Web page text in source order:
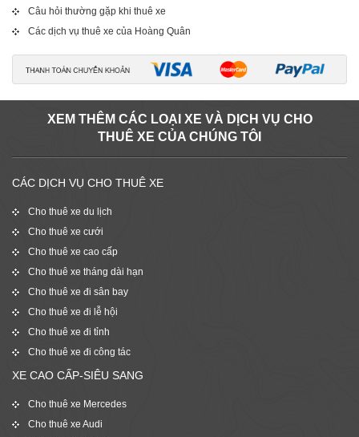
Câu hỏi thường gặp khi thuê xe
Các dịch vụ thuê xe của Hoàng Quân
XEM THÊM CÁC LOẠI XE VÀ DỊCH VỤ CHO
THUÊ XE CỦA CHÚNG TÔI
CÁC DỊCH VỤ CHO THUÊ XE
Cho thuê xe du lịch
Cho thuê xe cưới
Cho thuê xe cao cấp
Cho thuê xe tháng dài hạn
Cho thuê xe đi sân bay
Cho thuê xe đi lễ hội
Cho thuê xe đi tỉnh
Cho thuê xe đi công tác
XE CAO CẤP-SIÊU SANG
Cho thuê xe Mercedes
Cho thuê xe Audi